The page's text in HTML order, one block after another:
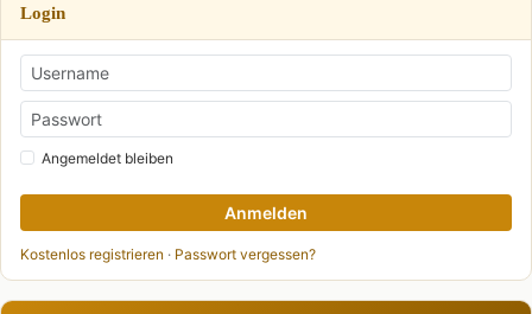
Login
Angemeldet bleiben
Anmelden
Kostenlos registrieren · Passwort vergessen?